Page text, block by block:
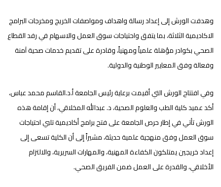
وهدفت الورش إلى إعداد رسالة واهداف ومواصفات الخريج ومخرجات البرامج
الاكاديمية الثلاثة، بما يتفق واحتياجات سوق العمل والاسهام في رفد القطاع
الصحي بكوادر مؤهلة علمياً ومهنياً، وقادرة على تقديم خدمات صحية آمنة
وفعالة وفق المعايير الوطنية والدولية.
وفي افتتاح الورش التي أقيمت برعاية رئيس الجامعة أ.د.القاسم محمد عباس،
أكد عميد كلية الطب والعلوم الصحية، د. عبدالله المخلاقي، أن إقامة هذه
الورش تأتي في إطار حرص الجامعة على فتح برامج أكاديمية تلبي احتياجات
سوق العمل وفق منهجية علمية حديثة، مشيراً إلى أن الكلية تسعى إلى
إعداد خريجين يمتلكون الكفاءة المهنية، والمهارات السريرية، والالتزام
الأخلاقي، والقدرة على العمل ضمن الفريق الصحي.